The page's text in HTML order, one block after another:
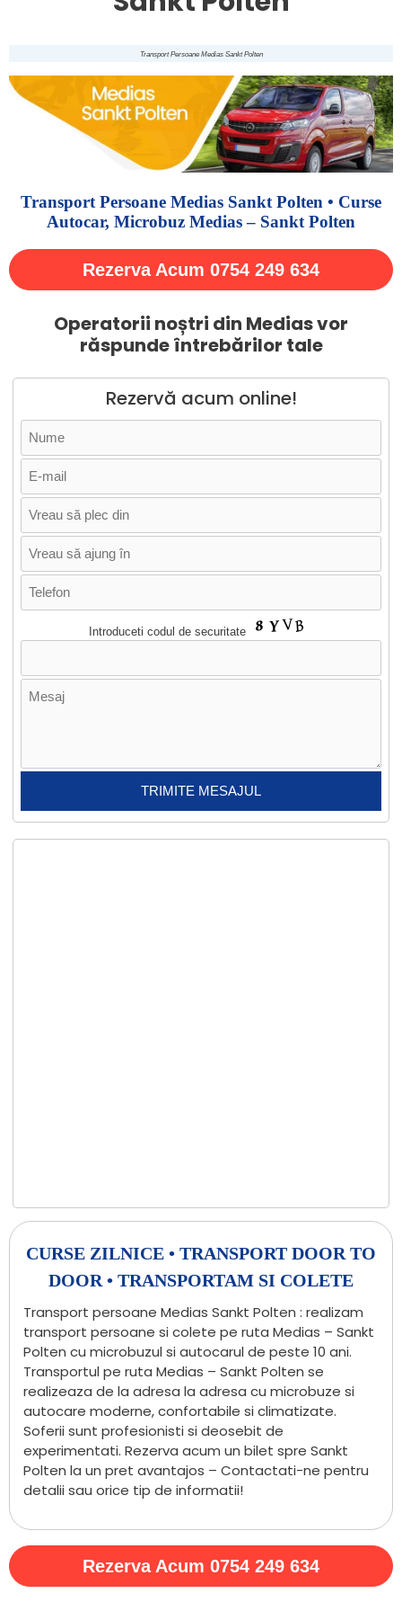
Transport Persoane Medias Sankt Polten
Transport Persoane Medias Sankt Polten • Curse
Autocar, Microbuz Medias – Sankt Polten
Rezerva Acum 0754 249 634
Operatorii noștri din Medias vor
răspunde întrebărilor tale
Rezervă acum online!
Introduceti codul de securitate
CURSE ZILNICE • TRANSPORT DOOR TO
DOOR • TRANSPORTAM SI COLETE
Transport persoane Medias Sankt Polten : realizam
transport persoane si colete pe ruta Medias – Sankt
Polten cu microbuzul si autocarul de peste 10 ani.
Transportul pe ruta Medias – Sankt Polten se
realizeaza de la adresa la adresa cu microbuze si
autocare moderne, confortabile si climatizate.
Soferii sunt profesionisti si deosebit de
experimentati. Rezerva acum un bilet spre Sankt
Polten la un pret avantajos – Contactati-ne pentru
detalii sau orice tip de informatii!
Rezerva Acum 0754 249 634